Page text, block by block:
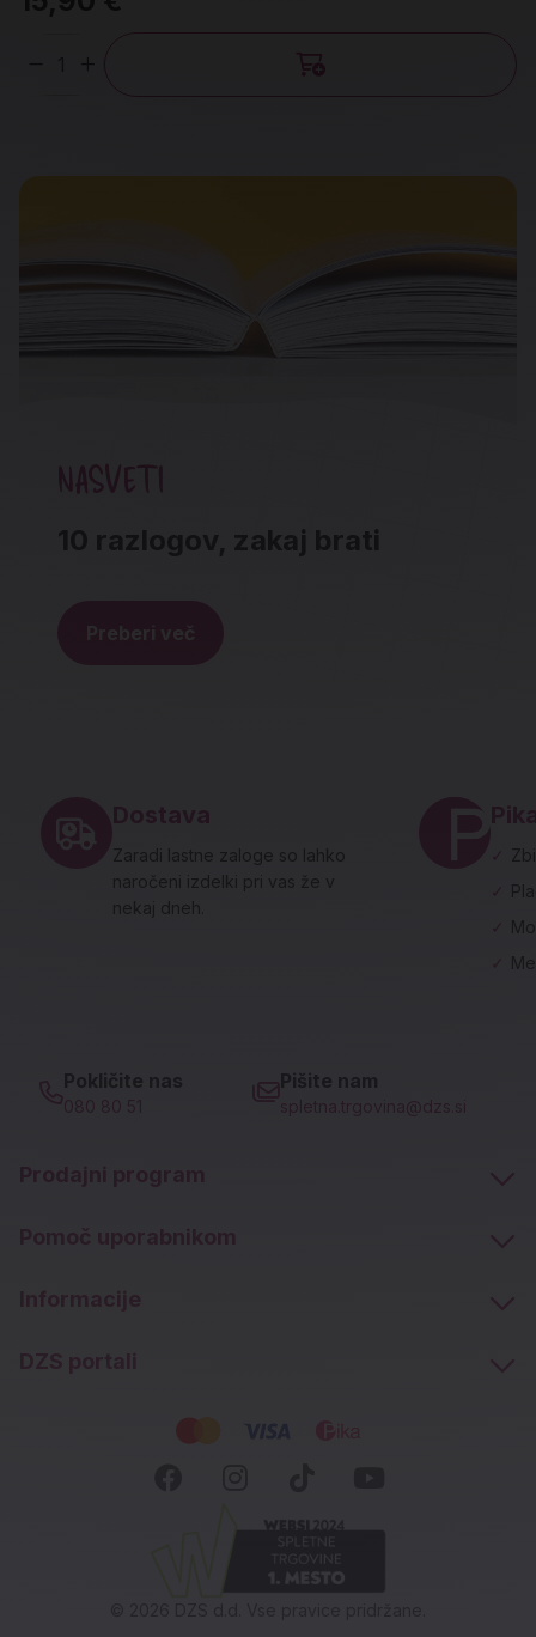
Količina
NASVETI
10 razlogov, zakaj brati
Preberi več
Dostava
Zaradi lastne zaloge so lahko
naročeni izdelki pri vas že v
nekaj dneh.
✓
✓
Pokličite nas
080 80 51
Pišite nam
spletna.trgovina@dzs.si
Prodajni program
Pomoč uporabnikom
Informacije
DZS portali